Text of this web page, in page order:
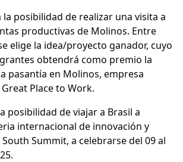
posibilidad de realizar una visita a
productivas de Molinos. Entre
elige la idea/proyecto ganador, cuyo
obtendrá como premio la
pasantía en Molinos, empresa
Place to Work.
posibilidad de viajar a Brasil a
internacional de innovación y
Summit, a celebrarse del 09 al